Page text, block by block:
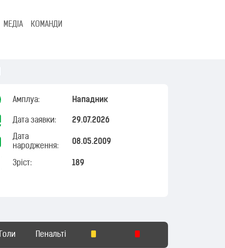
МЕДІА КОМАНДИ
Амплуа: Нападник
Дата заявки: 29.07.2026
Дата
народження:
08.05.2009
Зріст: 189
Голи Пенальті